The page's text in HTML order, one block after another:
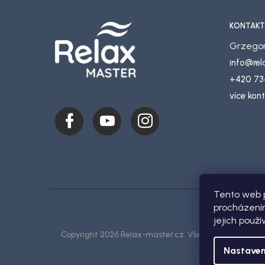
Tento web
jejich
info@
+420
více
Copyright 2026 Relax-master.cz. Všetky práva